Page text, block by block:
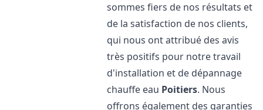
sommes fiers de nos résultats et
de la satisfaction de nos clients,
qui nous ont attribué des avis
très positifs pour notre travail
d'installation et de dépannage
chauffe eau Poitiers. Nous
offrons également des garanties